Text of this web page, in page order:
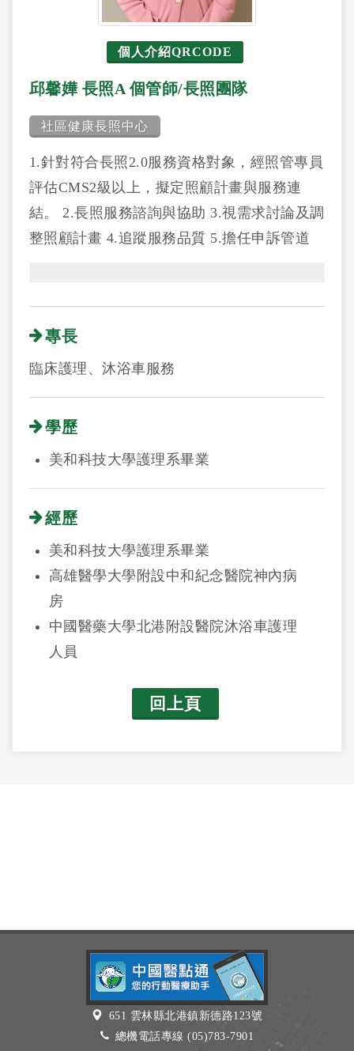
個人介紹QRCODE
邱馨嬅 長照A 個管師/長照團隊
社區健康長照中心
1.針對符合長照2.0服務資格對象，經照管專員
評估CMS2級以上，擬定照顧計畫與服務連
結。 2.長照服務諮詢與協助 3.視需求討論及調
整照顧計畫 4.追蹤服務品質 5.擔任申訴管道
專長
臨床護理、沐浴車服務
學歷
美和科技大學護理系畢業
經歷
美和科技大學護理系畢業
高雄醫學大學附設中和紀念醫院神內病
房
中國醫藥大學北港附設醫院沐浴車護理
人員
回上頁
651 雲林縣北港鎮新德路123號
總機電話專線 (05)783-7901